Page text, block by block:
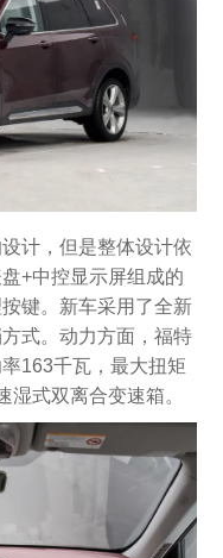
计，但是整体设计依
+中控显示屏组成的
键。新车采用了全新
式。动力方面，福特
163千瓦，最大扭矩
湿式双离合变速箱。